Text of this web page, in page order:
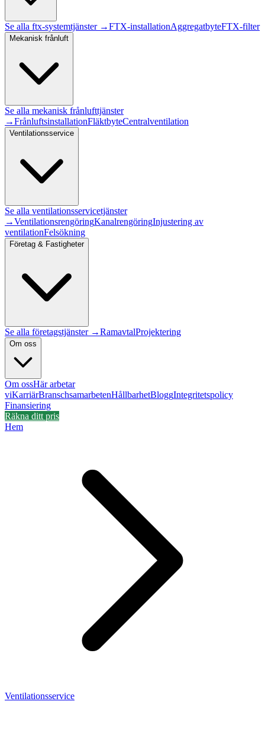
Se alla ftx-systemtjänster →FTX-installationAggregatbyteFTX-filter
Mekanisk frånluft
Se alla mekanisk frånlufttjänster
→FrånluftsinstallationFläktbyteCentralventilation
Ventilationsservice
Se alla ventilationsservicetjänster
→VentilationsrengöringKanalrengöringInjustering av
ventilationFelsökning
Företag & Fastigheter
Se alla företagstjänster →RamavtalProjektering
Om oss
Om ossHär arbetar
viKarriärBranschsamarbetenHållbarhetBloggIntegritetspolicy
Finansiering
Räkna ditt pris
Hem
Ventilationsservice